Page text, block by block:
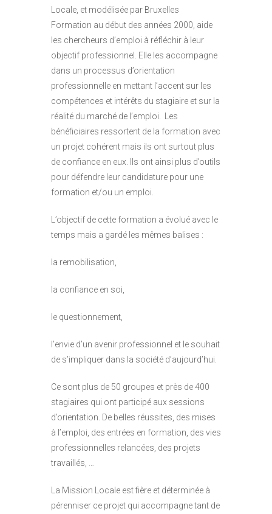
Locale, et modélisée par Bruxelles
Formation au début des années 2000, aide
les chercheurs d’emploi à réfléchir à leur
objectif professionnel. Elle les accompagne
dans un processus d’orientation
professionnelle en mettant l’accent sur les
compétences et intérêts du stagiaire et sur la
réalité du marché de l’emploi. Les
bénéficiaires ressortent de la formation avec
un projet cohérent mais ils ont surtout plus
de confiance en eux. Ils ont ainsi plus d’outils
pour défendre leur candidature pour une
formation et/ou un emploi.
L’objectif de cette formation a évolué avec le
temps mais a gardé les mêmes balises :
la remobilisation,
la confiance en soi,
le questionnement,
l’envie d’un avenir professionnel et le souhait
de s’impliquer dans la société d’aujourd’hui.
Ce sont plus de 50 groupes et près de 400
stagiaires qui ont participé aux sessions
d’orientation. De belles réussites, des mises
à l’emploi, des entrées en formation, des vies
professionnelles relancées, des projets
travaillés, …
La Mission Locale est fière et déterminée à
pérenniser ce projet qui accompagne tant de